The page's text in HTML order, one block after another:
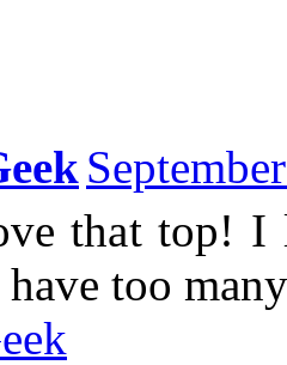
that top! I
have too